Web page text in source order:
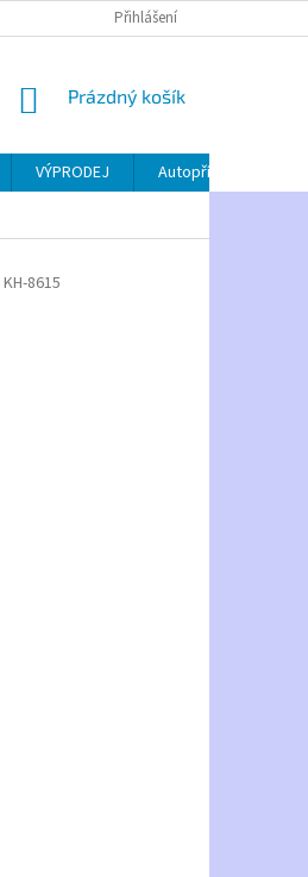
Přihlášení
NÁKUPNÍ
Prázdný košík
VÝPRODEJ
Autopříslušenství
KH-8615